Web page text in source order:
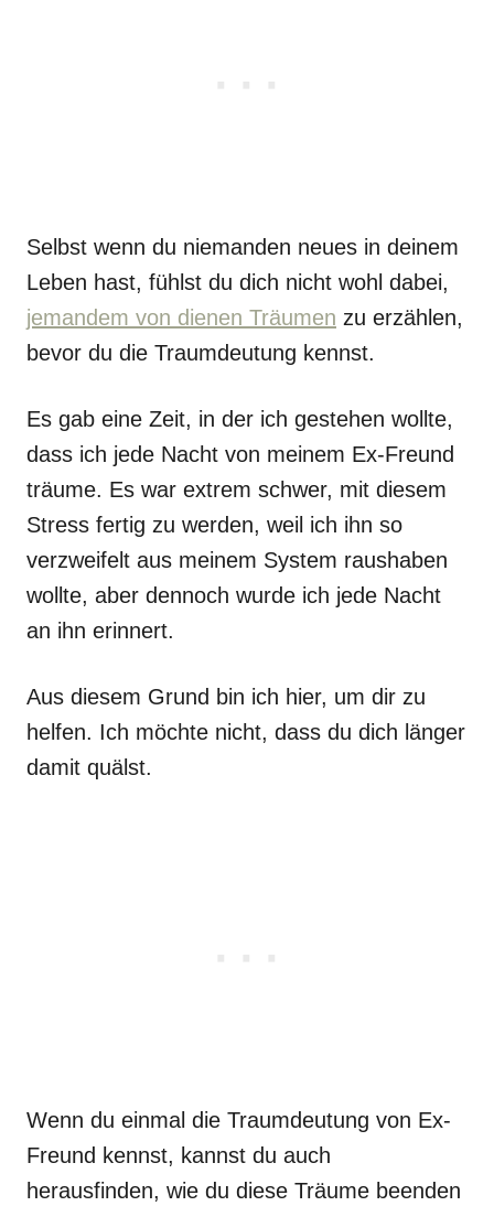
Selbst wenn du niemanden neues in deinem
Leben hast, fühlst du dich nicht wohl dabei,
jemandem von dienen Träumen zu erzählen,
bevor du die Traumdeutung kennst.
Es gab eine Zeit, in der ich gestehen wollte,
dass ich jede Nacht von meinem Ex-Freund
träume. Es war extrem schwer, mit diesem
Stress fertig zu werden, weil ich ihn so
verzweifelt aus meinem System raushaben
wollte, aber dennoch wurde ich jede Nacht
an ihn erinnert.
Aus diesem Grund bin ich hier, um dir zu
helfen. Ich möchte nicht, dass du dich länger
damit quälst.
Wenn du einmal die Traumdeutung von Ex-
Freund kennst, kannst du auch
herausfinden, wie du diese Träume beenden